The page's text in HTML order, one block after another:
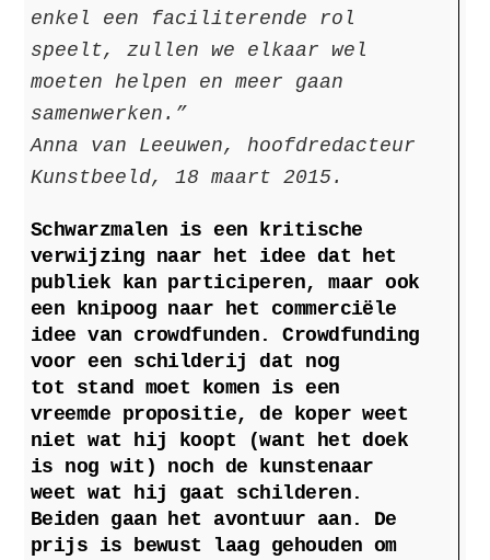
enkel een faciliterende rol
speelt, zullen we elkaar wel
moeten helpen en meer gaan
samenwerken.”
Anna van Leeuwen, hoofdredacteur
Kunstbeeld, 18 maart 2015.
Schwarzmalen is een kritische
verwijzing naar het idee dat het
publiek kan participeren, maar ook
een knipoog naar het commerciële
idee van crowdfunden. Crowdfunding
voor een schilderij dat nog
tot stand moet komen is een
vreemde propositie, de koper weet
niet wat hij koopt (want het doek
is nog wit) noch de kunstenaar
weet wat hij gaat schilderen.
Beiden gaan het avontuur aan. De
prijs is bewust laag gehouden om